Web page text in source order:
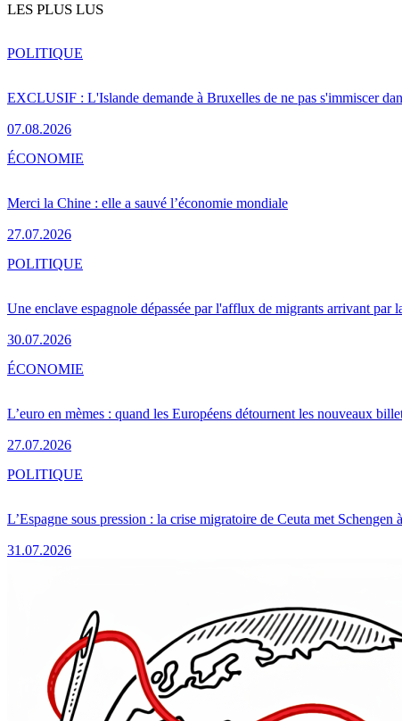
LES PLUS LUS
EXCLUSIF : L'Islande demande à Bruxelles de ne pas s'immiscer
07.08.2026
POLITIQUE
Merci la Chine : elle a sauvé l’économie mondiale
27.07.2026
ÉCONOMIE
Une enclave espagnole dépassée par l'afflux de migrants arrivant par
30.07.2026
POLITIQUE
L’euro en mèmes : quand les Européens détournent les nouveaux
27.07.2026
ÉCONOMIE
L’Espagne sous pression : la crise migratoire de Ceuta met Schengen
31.07.2026
POLITIQUE